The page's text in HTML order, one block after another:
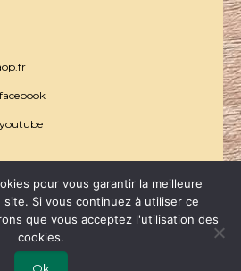
réservés | Réalisé par
|Mentions légales
Partenaires
pour vous garantir la meilleure
Si vous continuez à utiliser ce
que vous acceptez l'utilisation des
cookies.